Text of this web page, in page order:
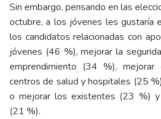
Sin embargo, pensando en las
octubre, a los jóvenes les gustaría
los candidatos relacionadas con
jóvenes (46 %), mejorar la
emprendimiento (34 %),
centros de salud y hospitales (25
o mejorar los existentes (23 %) y
(21 %).